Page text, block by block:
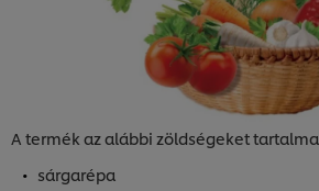
A termék az alábbi zöldségeket
sárgarépa